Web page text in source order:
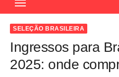
c
SELEÇÃO BRASILEIRA
Ingressos para
2025: onde